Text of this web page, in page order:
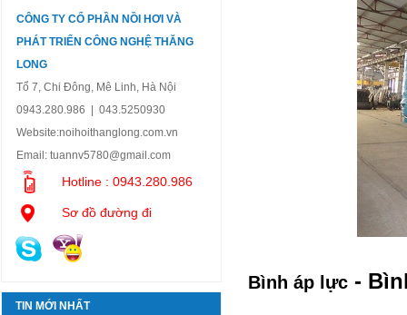
CÔNG TY CỔ PHẦN NỒI HƠI VÀ
PHÁT TRIỂN CÔNG NGHỆ THĂNG
LONG
Tổ 7, Chi Đông, Mê Linh, Hà Nội
0943.280.986 | 043.5250930
Website:noihoithanglong.com.vn
Email: tuannv5780@gmail.com
Hotline : 0943.280.986
Sơ đồ đường đi
TIN MỚI NHẤT
Bình áp lực -